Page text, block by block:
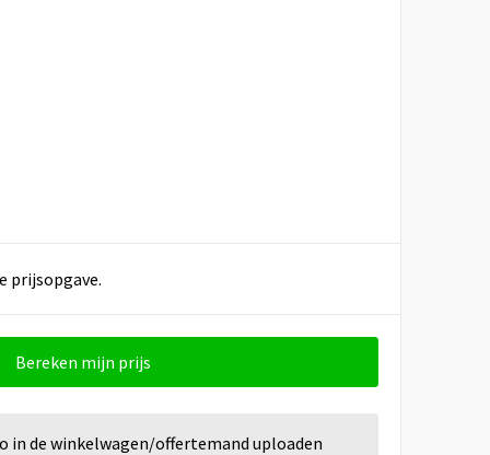
prijsopgave.
Bereken mijn prijs
in de winkelwagen/offertemand uploaden